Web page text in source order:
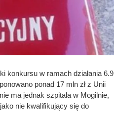
konkursu w ramach działania 6.9
ponad 17 mln zł z Unii
ma jednak szpitala w Mogilnie,
nie kwalifikujący się do